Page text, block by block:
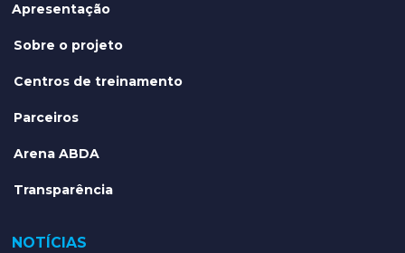
Apresentação
Sobre o projeto
Centros de treinamento
Parceiros
Arena ABDA
Transparência
NOTÍCIAS